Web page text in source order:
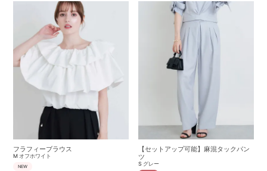
フラフィーブラウス
M オフホワイト
NEW
【セットアップ可能】麻混タックパン
ツ
S グレー